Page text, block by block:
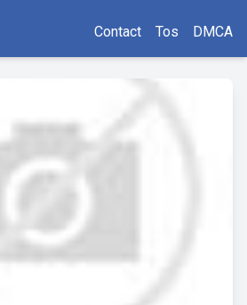
Contact Tos DMCA